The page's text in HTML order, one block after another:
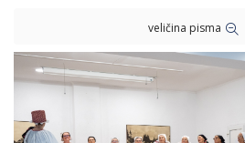
veličina pisma